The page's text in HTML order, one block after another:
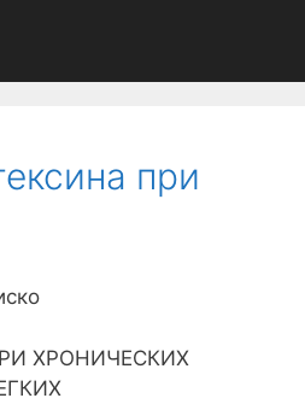
при
ХРОНИЧЕСКИХ